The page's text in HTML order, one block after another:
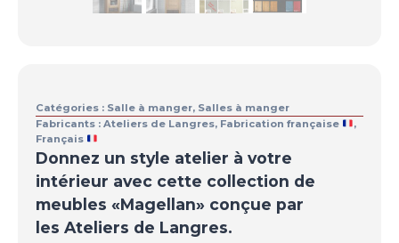
Catégories : Salle à manger, Salles à manger
Fabricants : Ateliers de Langres, Fabrication française
,
Français
Donnez un style atelier à votre
intérieur avec cette collection de
meubles «Magellan» conçue par
les Ateliers de Langres.